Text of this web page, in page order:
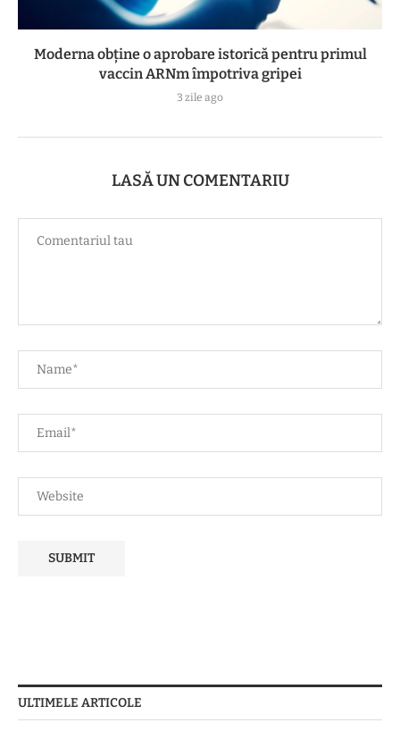
Moderna obține o aprobare istorică pentru primul
vaccin ARNm împotriva gripei
3 zile ago
LASĂ UN COMENTARIU
ULTIMELE ARTICOLE